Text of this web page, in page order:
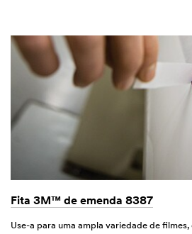
Fita 3M™ de emenda 8387
Use-a para uma ampla variedade de